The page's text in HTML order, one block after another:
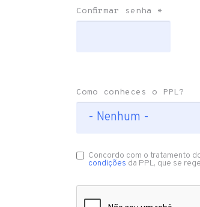
Confirmar senha *
Como conheces o PPL?
Concordo com o tratamento
condições da PPL, que se